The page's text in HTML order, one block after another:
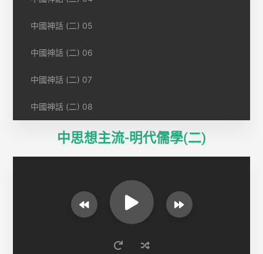
中國神話 (二) 05
中國神話 (二) 06
中國神話 (二) 07
中國神話 (二) 08
中思想主流-明代儒學(二)